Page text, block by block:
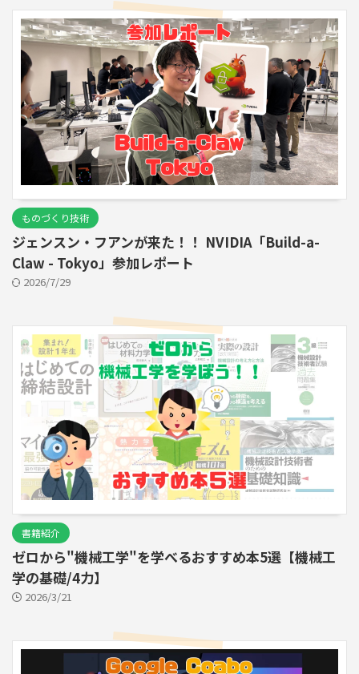
ものづくり技術
ジェンスン・フアンが来た！！ NVIDIA「Build-a-
Claw - Tokyo」参加レポート
2026/7/29
書籍紹介
ゼロから"機械工学"を学べるおすすめ本5選【機械工
学の基礎/4力】
2026/3/21